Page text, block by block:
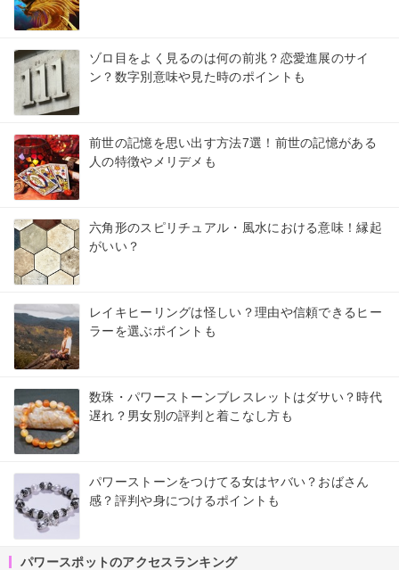
ゾロ目をよく見るのは何の前兆？恋愛進展のサイ
ン？数字別意味や見た時のポイントも
前世の記憶を思い出す方法7選！前世の記憶がある
人の特徴やメリデメも
六角形のスピリチュアル・風水における意味！縁起
がいい？
レイキヒーリングは怪しい？理由や信頼できるヒー
ラーを選ぶポイントも
数珠・パワーストーンブレスレットはダサい？時代
遅れ？男女別の評判と着こなし方も
パワーストーンをつけてる女はヤバい？おばさん
感？評判や身につけるポイントも
パワースポットのアクセスランキング